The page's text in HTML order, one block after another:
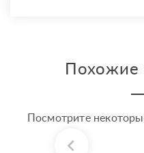
Похожие
Посмотрите